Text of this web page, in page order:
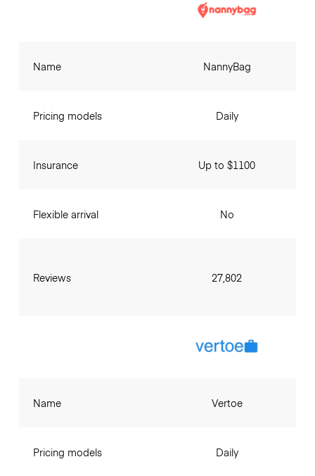
Name
Pricing models
Insurance
Flexible arrival
Reviews
NannyBag
Daily
Up to $1100
No
27,802
Name
Pricing models
Vertoe
Daily